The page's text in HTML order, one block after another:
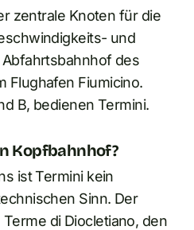
zentrale Knoten für die
und
des
Flughafen Fiumicino.
B, bedienen Termini.
Kopfbahnhof?
ist Termini kein
Sinn. Der
di Diocletiano, den